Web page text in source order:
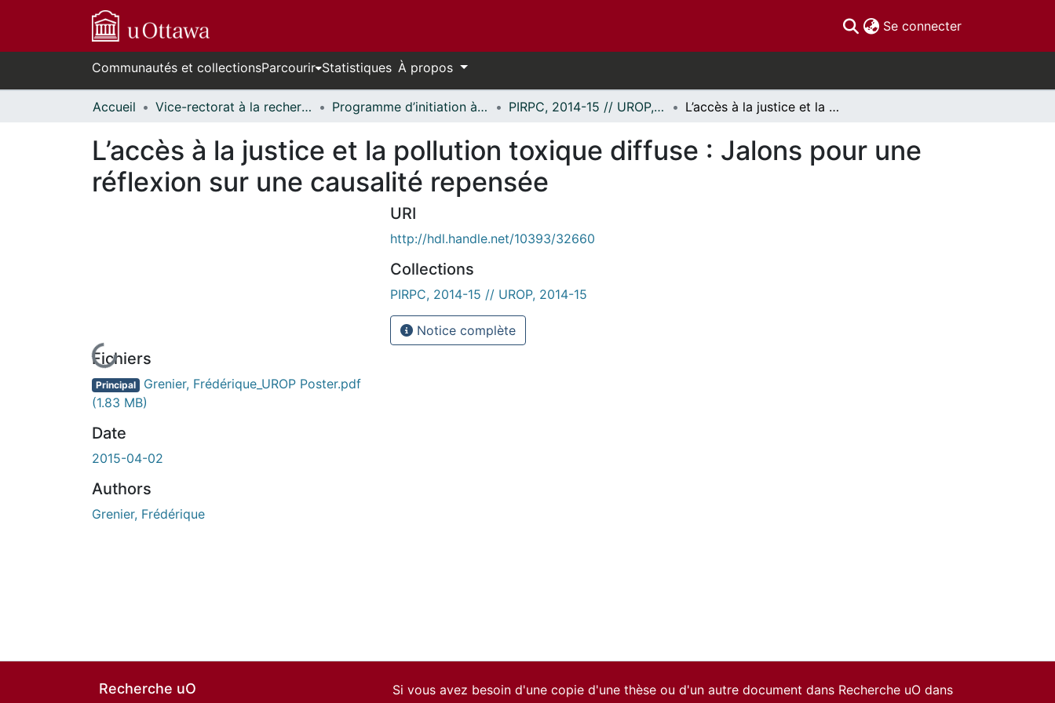
Se connecter(current)
Communautés et collectionsParcourir Statistiques À propos
Accueil Vice-rectorat à la recherche // Office of the V-P, Research Programme d’initiation à la recherche au premier cycle (PIRPC) // Undergraduate Research Opportunity Program (UROP) PIRPC, 2014-15 // UROP, 2014-15 L’accès à la justice et la pollution toxique diffuse : Jalons pour une réflexion sur une causalité repensée
L’accès à la justice et la pollution toxique diffuse : Jalons pour une
réflexion sur une causalité repensée
En cours de chargement...
Fichiers
Principal Grenier, Frédérique_UROP Poster.pdf
(1.83 MB)
Date
2015-04-02
Authors
Grenier, Frédérique
URI
http://hdl.handle.net/10393/32660
Collections
PIRPC, 2014-15 // UROP, 2014-15
Notice complète
Recherche uO
Si vous avez besoin d'une copie d'une thèse ou d'un autre document dans Recherche uO dans